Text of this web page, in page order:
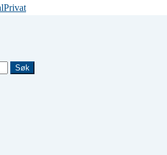
Privat
Søk